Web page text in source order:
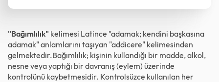
"Bağımlılık" kelimesi Latince "adamak; kendini başkasına
adamak" anlamlarını taşıyan "addicere" kelimesinden
gelmektedir.Bağımlılık; kişinin kullandığı bir madde, alkol,
nesne veya yaptığı bir davranış (eylem) üzerinde
kontrolünü kaybetmesidir. Kontrolsüzce kullanılan her